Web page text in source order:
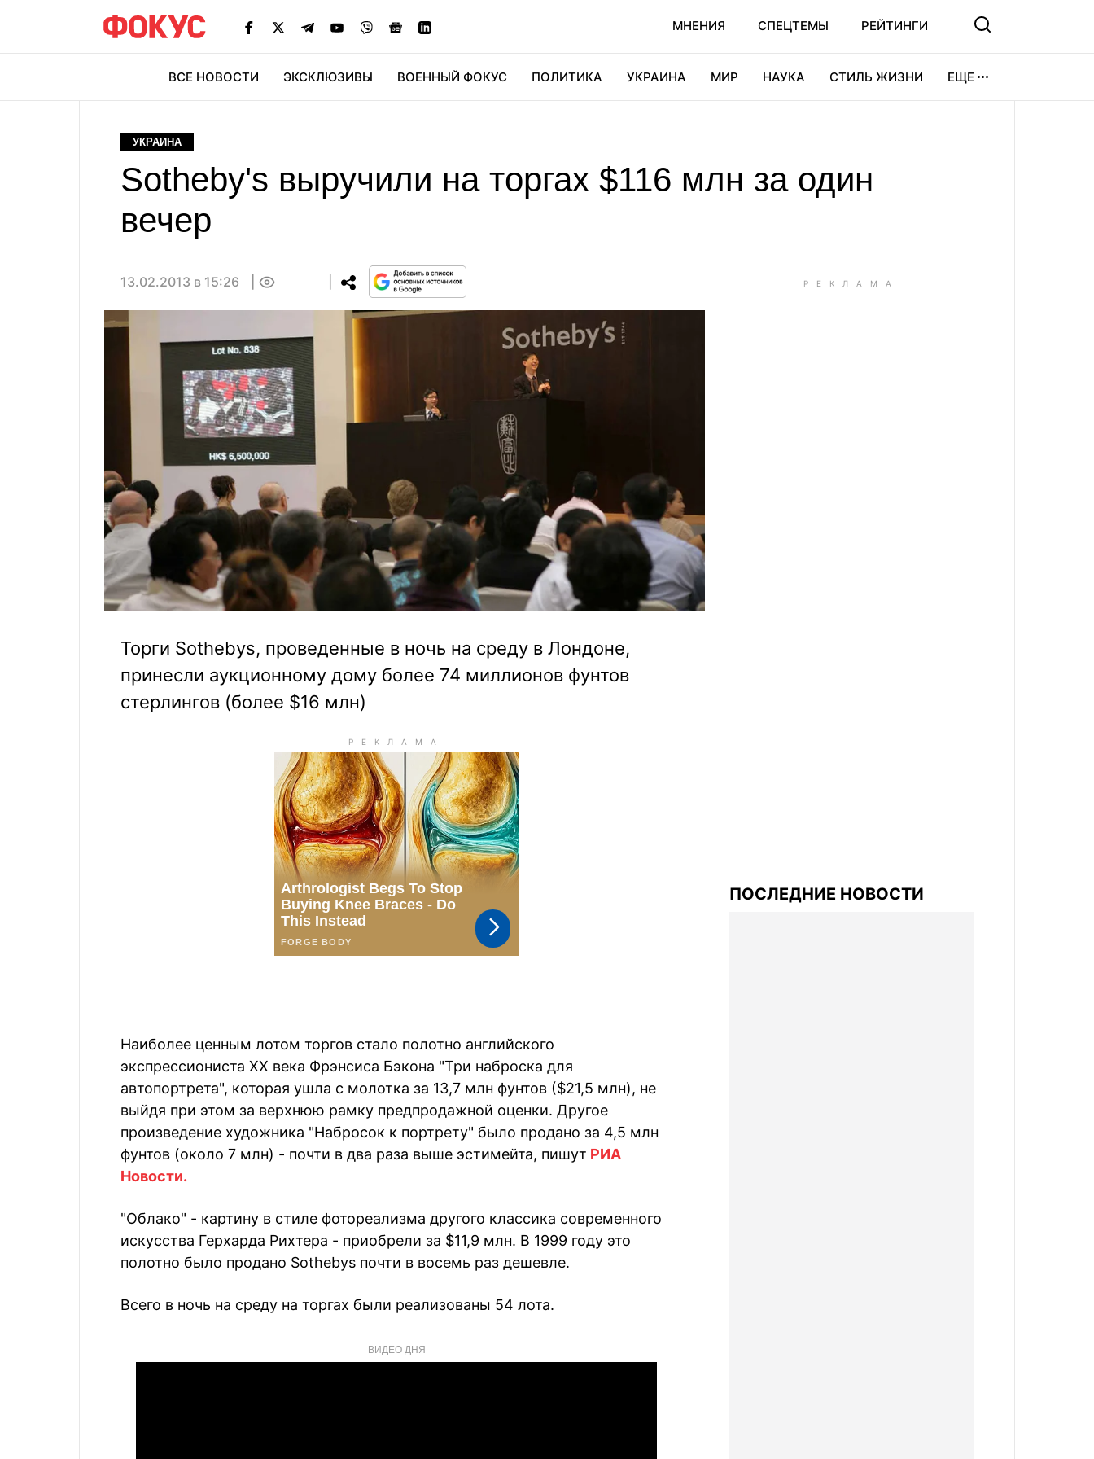
МНЕНИЯ СПЕЦТЕМЫ РЕЙТИНГИ
ВСЕ НОВОСТИ ЭКСКЛЮЗИВЫ ВОЕННЫЙ ФОКУС ПОЛИТИКА УКРАИНА МИР НАУКА СТИЛЬ ЖИЗНИ ЕЩЕ
УКРАИНА
Sotheby's выручили на торгах $116 млн за один
вечер
13.02.2013 в 15:26
Торги Sothebys, проведенные в ночь на среду в Лондоне,
принесли аукционному дому более 74 миллионов фунтов
стерлингов (более $16 млн)
Наиболее ценным лотом торгов стало полотно английского
экспрессиониста XX века Фрэнсиса Бэкона "Три наброска для
автопортрета", которая ушла с молотка за 13,7 млн фунтов ($21,5 млн), не
выйдя при этом за верхнюю рамку предпродажной оценки. Другое
произведение художника "Набросок к портрету" было продано за 4,5 млн
фунтов (около 7 млн) - почти в два раза выше эстимейта, пишут РИА
Новости.
"Облако" - картину в стиле фотореализма другого классика современного
искусства Герхарда Рихтера - приобрели за $11,9 млн. В 1999 году это
полотно было продано Sothebys почти в восемь раз дешевле.
Всего в ночь на среду на торгах были реализованы 54 лота.
ВИДЕО ДНЯ
ПОСЛЕДНИЕ НОВОСТИ